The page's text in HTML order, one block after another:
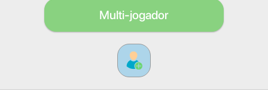
Multi-jogador